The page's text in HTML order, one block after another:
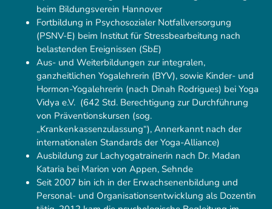
beim Bildungsverein Hannover
Fortbildung in Psychosozialer Notfallversorgung
(PSNV-E) beim Institut für Stressbearbeitung nach
belastenden Ereignissen (SbE)
Aus- und Weiterbildungen zur integralen,
ganzheitlichen Yogalehrerin (BYV), sowie Kinder- und
Hormon-Yogalehrerin (nach Dinah Rodrigues) bei Yoga
Vidya e.V. (642 Std. Berechtigung zur Durchführung
von Präventionskursen (sog.
„Krankenkassenzulassung“), Annerkannt nach der
internationalen Standards der Yoga-Alliance)
Ausbildung zur Lachyogatrainerin nach Dr. Madan
Kataria bei Marion von Appen, Sehnde
Seit 2007 bin ich in der Erwachsenenbildung und
Personal- und Organisationsentwicklung als Dozentin